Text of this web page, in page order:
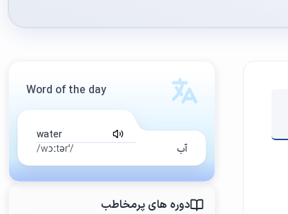
Word of the day
water
آب
/ˈwɔːtər/
دوره های پرمخاطب